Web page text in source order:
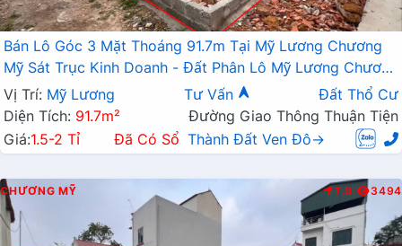
Bán Lô Góc 3 Mặt Thoáng 91.7m Tại Mỹ Lương Chương
Mỹ Sát Trục Kinh Doanh - Đất Phân Lô Mỹ Lương Chương
Mỹ
Vị Trí: Mỹ Lương Tư Vấn
Đất Thổ Cư
Diện Tích: 91.7m²
Đường Giao Thông Thuận Tiện
Giá:1.5-2 Tỉ Đã Có Sổ Thành Đất Ven Đô→
CHƯƠNG MỸ T.B 3494